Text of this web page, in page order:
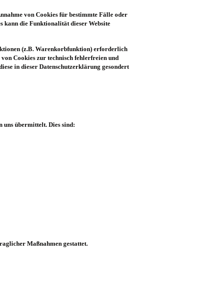
von Cookies für bestimmte Fälle oder
kann die Funktionalität dieser Website
(z.B. Warenkorbfunktion) erforderlich
Cookies zur technisch fehlerfreien und
in dieser Datenschutzerklärung gesondert
uns übermittelt. Dies sind:
Maßnahmen gestattet.